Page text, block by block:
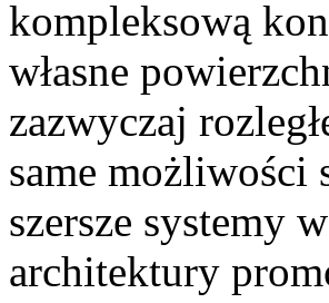
kompleksową
własne
zazwyczaj
same możliwości
szersze systemy
architektury